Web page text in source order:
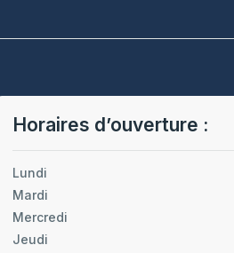
Horaires d’ouverture :
Lundi
Mardi
Mercredi
Jeudi